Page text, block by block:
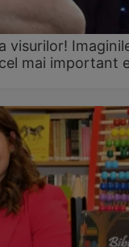
visurilor!
mai important